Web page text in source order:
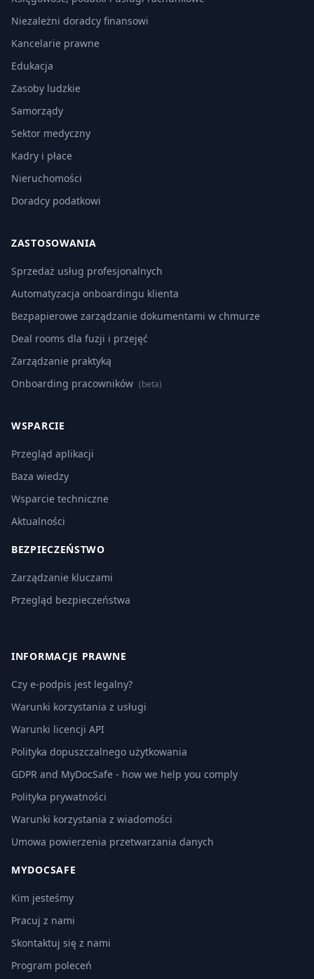
Niezależni doradcy finansowi
Kancelarie prawne
Edukacja
Zasoby ludzkie
Samorządy
Sektor medyczny
Kadry i płace
Nieruchomości
Doradcy podatkowi
ZASTOSOWANIA
Sprzedaż usług profesjonalnych
Automatyzacja onboardingu klienta
Bezpapierowe zarządzanie dokumentami w chmurze
Deal rooms dla fuzji i przejęć
Zarządzanie praktyką
Onboarding pracowników (beta)
WSPARCIE
Przegląd aplikacji
Baza wiedzy
Wsparcie techniczne
Aktualności
BEZPIECZEŃSTWO
Zarządzanie kluczami
Przegląd bezpieczeństwa
INFORMACJE PRAWNE
Czy e-podpis jest legalny?
Warunki korzystania z usługi
Warunki licencji API
Polityka dopuszczalnego użytkowania
GDPR and MyDocSafe - how we help you comply
Polityka prywatności
Warunki korzystania z wiadomości
Umowa powierzenia przetwarzania danych
MYDOCSAFE
Kim jesteśmy
Pracuj z nami
Skontaktuj się z nami
Program poleceń